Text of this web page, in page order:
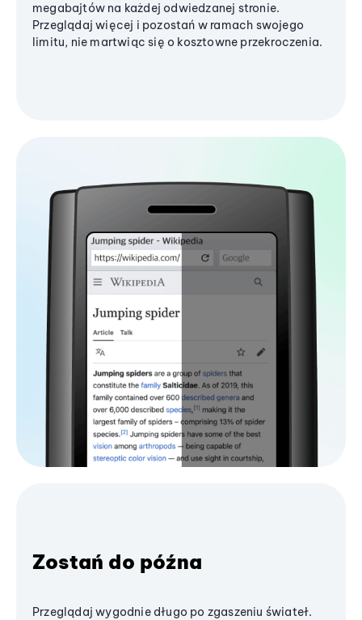
megabajtów na każdej odwiedzanej stronie.
Przeglądaj więcej i pozostań w ramach swojego
limitu, nie martwiąc się o kosztowne przekroczenia.
Zostań do późna
Przeglądaj wygodnie długo po zgaszeniu świateł.